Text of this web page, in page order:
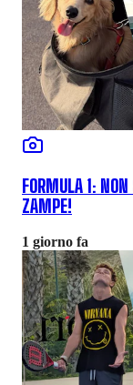
FORMULA 1:
ZAMPE!
1 giorno fa